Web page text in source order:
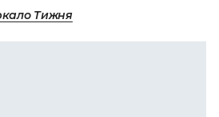
Тижня